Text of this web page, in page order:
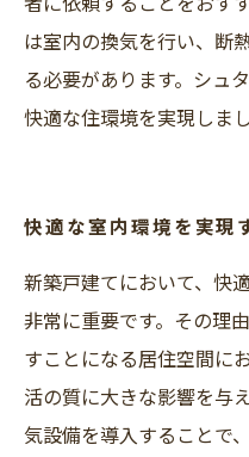
は室内の換気を行い、断
る必要があります。シュ
快適な住環境を実現しまし
快適な室内環境を実現
新築戸建てにおいて、快
非常に重要です。その理
すことになる居住空間に
活の質に大きな影響を与
気設備を導入することで